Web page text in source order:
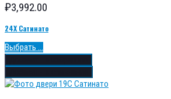
₽3,992.00
24Х Сатинато
Выбрать ...